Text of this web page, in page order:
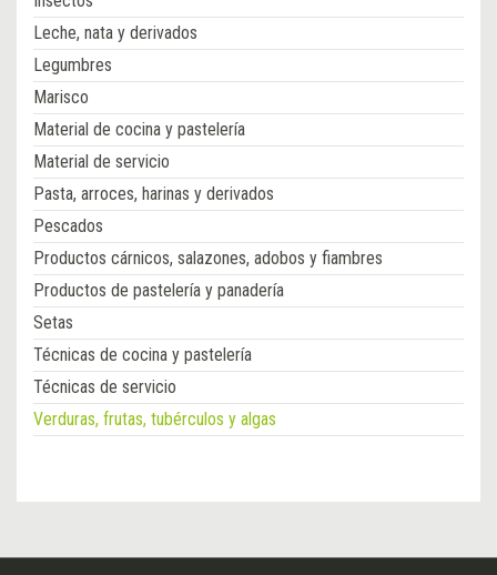
Leche, nata y derivados
Legumbres
Marisco
Material de cocina y pastelería
Material de servicio
Pasta, arroces, harinas y derivados
Pescados
Productos cárnicos, salazones, adobos y fiambres
Productos de pastelería y panadería
Setas
Técnicas de cocina y pastelería
Técnicas de servicio
Verduras, frutas, tubérculos y algas